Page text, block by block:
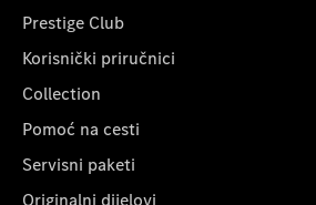
Prestige Club
Korisnički priručnici
Collection
Pomoć na cesti
Servisni paketi
Originalni dijelovi